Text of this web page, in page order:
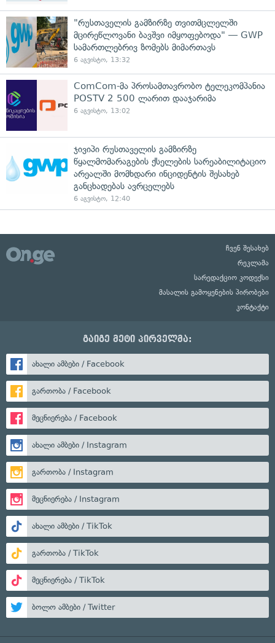
"რუსთაველის გამზირზე თვითმცლელში
მცირეწლოვანი ბავშვი იმყოფებოდა" — GWP
სამართლებრივ ზომებს მიმართავს
6 აგვისტო, 13:32
ComCom-მა პროსამთავრობო ტელეკომპანია
POSTV 2 500 ლარით დააჯარიმა
6 აგვისტო, 13:02
ჯივიპი რუსთაველის გამზირზე
წყალმომარაგების ქსელების სარეაბილიტაციო
არეალში მომხდარი ინციდენტის შესახებ
განცხადებას ავრცელებს
6 აგვისტო, 12:40
ჩვენ შესახებ
რეკლამა
სარედაქციო კოდექსი
მასალის გამოყენების პირობები
კონტაქტი
გაიგე მეტი პირველმა:
ახალი ამბები / Facebook
გართობა / Facebook
მეცნიერება / Facebook
ახალი ამბები / Instagram
გართობა / Instagram
მეცნიერება / Instagram
ახალი ამბები / TikTok
გართობა / TikTok
მეცნიერება / TikTok
ბოლო ამბები / Twitter